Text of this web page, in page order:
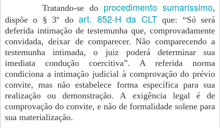
Tratando-se do procedimento sumaríssimo,
dispõe o § 3º doart. 852-H da CLTque: “Só será
deferida intimação de testemunha que, comprovadamente
convidada, deixar de comparecer. Não comparecendo a
testemunha intimada, o juiz poderá determinar sua
imediata condução coercitiva”. A referida norma
condiciona a intimação judicial à comprovação do prévio
convite, mas não estabelece forma específica para sua
realização ou demonstração. A exigência legal é de
comprovação do convite, e não de formalidade solene para
sua materialização.